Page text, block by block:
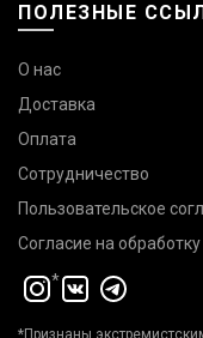
ПОЛЕЗНЫЕ
О нас
Доставка
Оплата
Сотрудничество
Пользовательское
Согласие на обработку
*
*Признаны